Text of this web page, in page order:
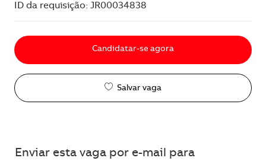
ID da requisição: JR00034838
Candidatar-se agora
Salvar vaga
Enviar esta vaga por e-mail para